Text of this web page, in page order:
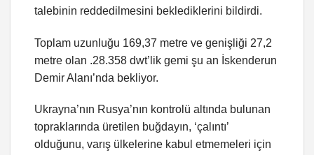
talebinin reddedilmesini beklediklerini bildirdi.
Toplam uzunluğu 169,37 metre ve genişliği 27,2
metre olan .28.358 dwt’lik gemi şu an İskenderun
Demir Alanı’nda bekliyor.
Ukrayna’nın Rusya’nın kontrolü altında bulunan
topraklarında üretilen buğdayın, ‘çalıntı’
olduğunu, varış ülkelerine kabul etmemeleri için